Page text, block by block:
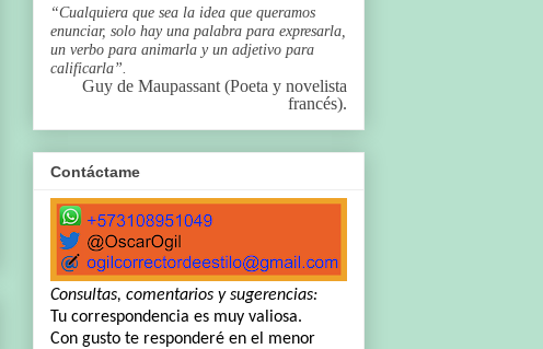
“Cualquiera que sea la idea que queramos
enunciar, solo hay una palabra para expresarla,
un verbo para animarla y un adjetivo para
calificarla”.
Guy de Maupassant (Poeta y novelista
francés).
Contáctame
Consultas, comentarios y sugerencias:
Tu correspondencia es muy valiosa.
Con gusto te responderé en el menor